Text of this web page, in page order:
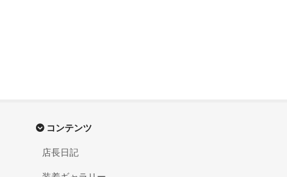
コンテンツ
店長日記